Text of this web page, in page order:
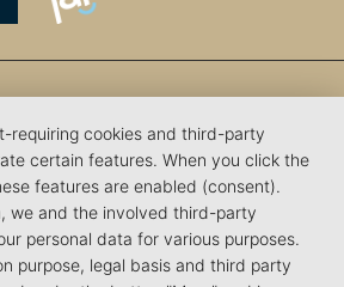
requiring cookies and third-party
certain features. When you click the
features are enabled (consent).
we and the involved third-party
personal data for various purposes.
purpose, legal basis and third party